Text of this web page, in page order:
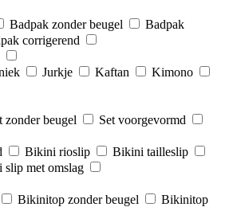
Badpak zonder beugel
Badpak
corrigerend
Jurkje Kaftan
Kimono
zonder beugel
Set voorgevormd
Bikini rioslip
Bikini tailleslip
met omslag
Bikinitop zonder beugel
Bikinitop